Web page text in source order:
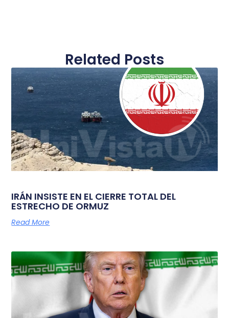
Related Posts
IRÁN INSISTE EN EL CIERRE TOTAL DEL
ESTRECHO DE ORMUZ
Read More